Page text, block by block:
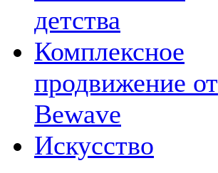
детства
Комплексное
продвижение от
Bewave
Искусство